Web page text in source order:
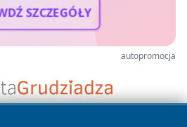
SZCZEGÓŁY
autopromocja